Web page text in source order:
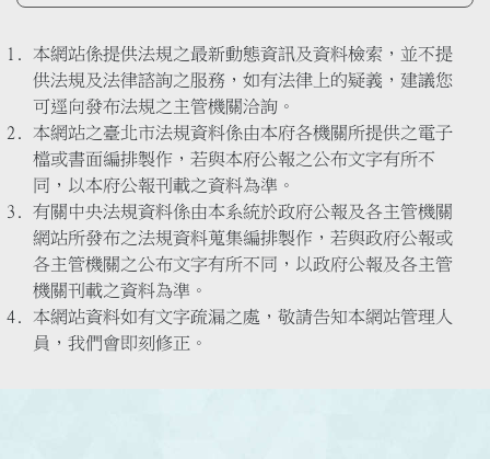
本網站係提供法規之最新動態資訊及資料檢索，並不提
供法規及法律諮詢之服務，如有法律上的疑義，建議您
可逕向發布法規之主管機關洽詢。
本網站之臺北市法規資料係由本府各機關所提供之電子
檔或書面編排製作，若與本府公報之公布文字有所不
同，以本府公報刊載之資料為準。
有關中央法規資料係由本系統於政府公報及各主管機關
網站所發布之法規資料蒐集編排製作，若與政府公報或
各主管機關之公布文字有所不同，以政府公報及各主管
機關刊載之資料為準。
本網站資料如有文字疏漏之處，敬請告知本網站管理人
員，我們會即刻修正。